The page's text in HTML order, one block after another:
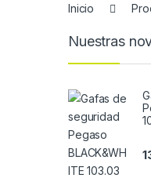
Inicio
Nuestras